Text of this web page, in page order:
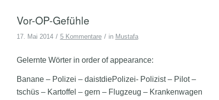
Vor-OP-Gefühle
17. Mai 2014 / 5 Kommentare / in Mustafa
Gelernte Wörter in order of appearance:
Banane – Polizei – daistdiePolizei- Polizist – Pilot –
tschüs – Kartoffel – gern – Flugzeug – Krankenwagen